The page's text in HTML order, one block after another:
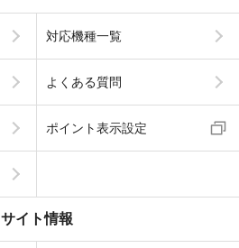
対応機種一覧
よくある質問
ポイント表示設定
サイト情報